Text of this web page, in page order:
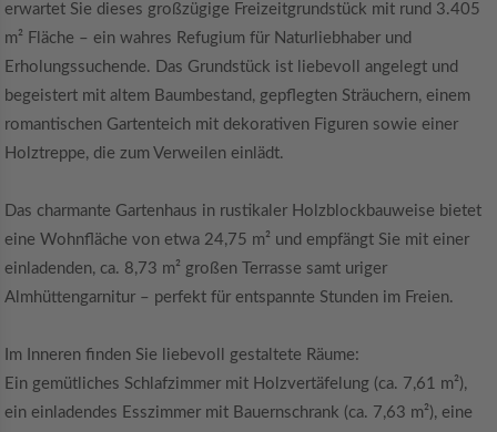
erwartet Sie dieses großzügige Freizeitgrundstück mit rund 3.405
m² Fläche – ein wahres Refugium für Naturliebhaber und
Erholungssuchende. Das Grundstück ist liebevoll angelegt und
begeistert mit altem Baumbestand, gepflegten Sträuchern, einem
romantischen Gartenteich mit dekorativen Figuren sowie einer
Holztreppe, die zum Verweilen einlädt.
Das charmante Gartenhaus in rustikaler Holzblockbauweise bietet
eine Wohnfläche von etwa 24,75 m² und empfängt Sie mit einer
einladenden, ca. 8,73 m² großen Terrasse samt uriger
Almhüttengarnitur – perfekt für entspannte Stunden im Freien.
Im Inneren finden Sie liebevoll gestaltete Räume:
Ein gemütliches Schlafzimmer mit Holzvertäfelung (ca. 7,61 m²),
ein einladendes Esszimmer mit Bauernschrank (ca. 7,63 m²), eine